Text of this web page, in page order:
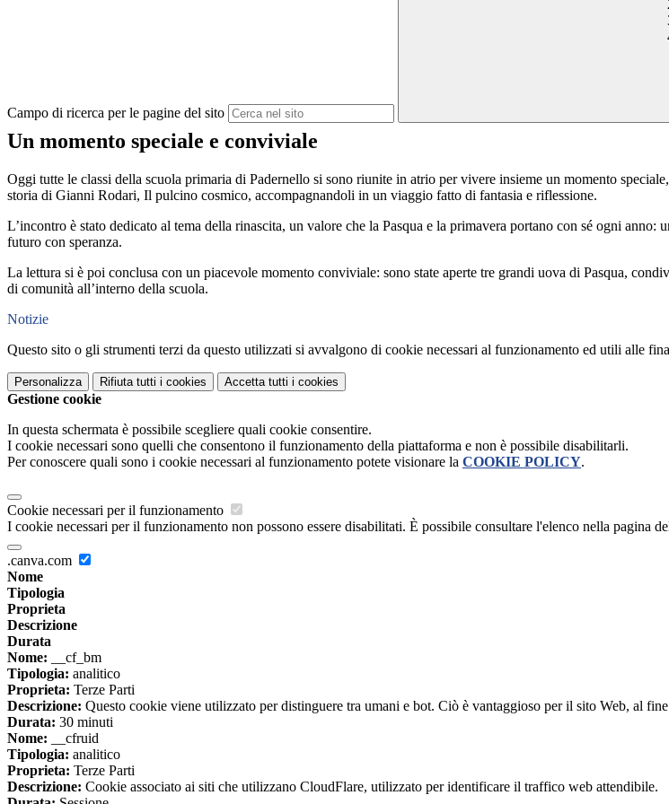
Campo di ricerca per le pagine del sito
Un momento speciale e conviviale
Oggi tutte le classi della scuola primaria di Padernello si sono riunite in atrio per vivere insieme un momento
storia di Gianni Rodari, Il pulcino cosmico, accompagnandoli in un viaggio fatto di fantasia e riflessione.
L’incontro è stato dedicato al tema della rinascita, un valore che la Pasqua e la primavera portano con sé ogni
futuro con speranza.
La lettura si è poi conclusa con un piacevole momento conviviale: sono state aperte tre grandi uova di Pasqua,
di comunità all’interno della scuola.
Notizie
Questo sito o gli strumenti terzi da questo utilizzati si avvalgono di cookie necessari al funzionamento ed utili alle
Personalizza Rifiuta tutti i cookies Accetta tutti i cookies
Gestione cookie
In questa schermata è possibile scegliere quali cookie consentire.
I cookie necessari sono quelli che consentono il funzionamento della piattaforma e non è possibile disabilitarli.
Per conoscere quali sono i cookie necessari al funzionamento potete visionare la COOKIE POLICY.
Cookie necessari per il funzionamento
I cookie necessari per il funzionamento non possono essere disabilitati. È possibile consultare l'elenco nella pagina
.canva.com
Nome
Tipologia
Proprieta
Descrizione
Durata
Nome: __cf_bm
Tipologia: analitico
Proprieta: Terze Parti
Descrizione: Questo cookie viene utilizzato per distinguere tra umani e bot. Ciò è vantaggioso per il sito Web, al
Durata: 30 minuti
Nome: __cfruid
Tipologia: analitico
Proprieta: Terze Parti
Descrizione: Cookie associato ai siti che utilizzano CloudFlare, utilizzato per identificare il traffico web attendibile.